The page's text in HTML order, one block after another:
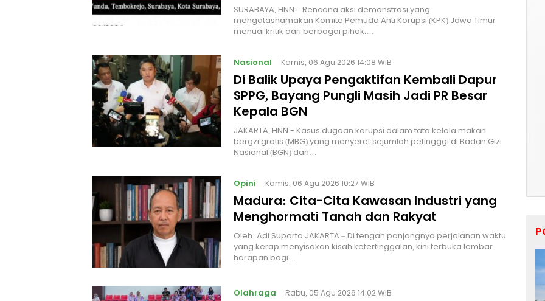
SURABAYA, HNN – Rencana aksi demonstrasi yang
mengatasnamakan Komite Pemuda Anti Korupsi (KPK) Jawa Timur
menuai kritik dari berbagai pihak.…
Nasional Kamis, 06 Agu 2026 14:08 WIB
Di Balik Upaya Pengaktifan Kembali Dapur
SPPG, Bayang Pungli Masih Jadi PR Besar
Kepala BGN
JAKARTA, HNN - Kasus dugaan korupsi dalam tata kelola makan
bergzi gratis (MBG) yang menyeret sejumlah petingggi di Badan Gizi
Nasional (BGN) dan…
Opini Kamis, 06 Agu 2026 10:27 WIB
Madura: Cita-Cita Kawasan Industri yang
Menghormati Tanah dan Rakyat
Oleh: Adi Suparto JAKARTA – Di tengah panjangnya perjalanan waktu
yang kerap menyisakan kisah ketertinggalan, kini terbuka lembar
harapan bagi…
Olahraga Rabu, 05 Agu 2026 14:02 WIB